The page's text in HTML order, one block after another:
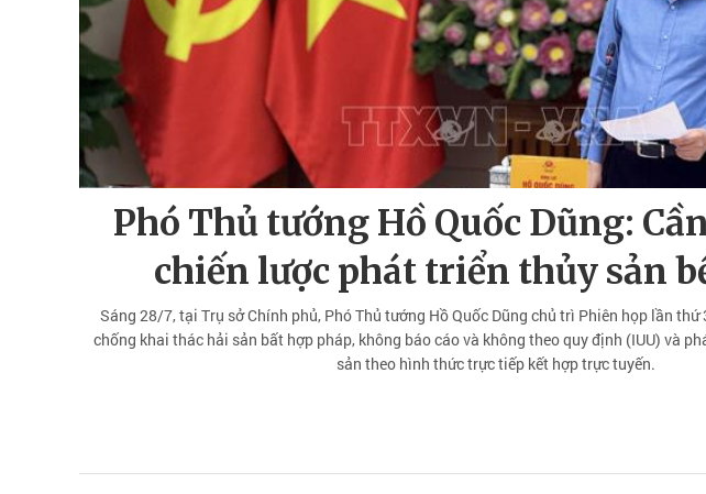
Phó Thủ tướng Hồ Quốc Dũng:
chiến lược phát triển thủy sản
Sáng 28/7, tại Trụ sở Chính phủ, Phó Thủ tướng Hồ Quốc Dũng chủ trì Phiên họp lần thứ
chống khai thác hải sản bất hợp pháp, không báo cáo và không theo quy định (IUU) và
sản theo hình thức trực tiếp kết hợp trực tuyến.